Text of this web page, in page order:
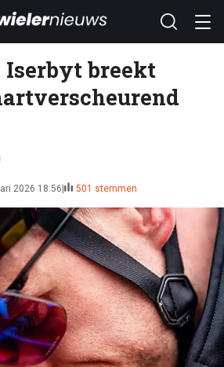
breekt
2026 18:56 501 stemmen